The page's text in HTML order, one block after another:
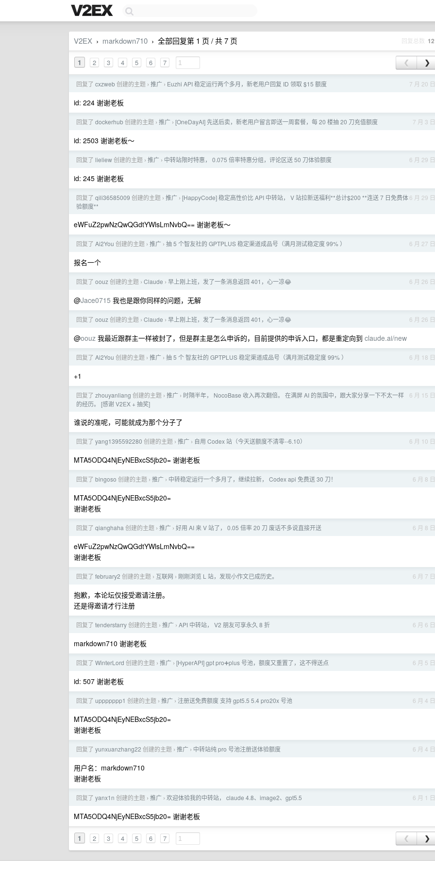
V2EX › markdown710 › 全部回复第 1 页 / 共 7 页 回复总数
1 2 3 4 5 6 7 ❮ ❯
7 月 20 日
回复了 cxzweb创建的主题 › 推广 › Euzhi API 稳定运行两个多月，新老用户回复 ID 领取 $15 额度
id: 224 谢谢老板
7 月 3 日
回复了 dockerhub创建的主题 › 推广 › [OneDayAI] 先送后卖，新老用户留言即送一周套餐，每 20 楼抽 20 刀充值额度
id: 2503 谢谢老板～
6 月 29 日
回复了 lieliew创建的主题 › 推广 › 中转站限时特惠， 0.075 倍率特惠分组，评论区送 50 刀体验额度
id: 245 谢谢老板
6 月 29 日
回复了 qili36585009 创建的主题 › 推广 › [HappyCode] 稳定高性价比 API 中转站， V 站拉新送福利**总计$200 **连送 7 日免费体
验额度**
eWFuZ2pwNzQwQGdtYWlsLmNvbQ== 谢谢老板～
6 月 27 日
回复了 Ai2You 创建的主题 › 推广 › 抽 5 个智友社的 GPTPLUS 稳定渠道成品号（满月测试稳定度 99% ）
报名一个
6 月 26 日
回复了 oouz创建的主题 › Claude › 早上刚上班，发了一条消息返回 401，心一凉😂
@Jace0715 我也是跟你同样的问题，无解
6 月 26 日
回复了 oouz创建的主题 › Claude › 早上刚上班，发了一条消息返回 401，心一凉😂
@oouz 我最近跟群主一样被封了，但是群主是怎么申诉的，目前提供的申诉入口，都是重定向到 claude.ai/new
6 月 18 日
回复了 Ai2You 创建的主题 › 推广 › 抽 5 个 智友社的 GPTPLUS 稳定渠道成品号（满月测试稳定度 99% ）
+1
6 月 15 日
回复了 zhouyanliang 创建的主题 › 推广 › 时隔半年， NocoBase 收入再次翻倍。 在满屏 AI 的氛围中，跟大家分享一下不太一样
的经历。 [感谢 V2EX + 抽奖]
谁说的准呢，可能就成为那个分子了
6 月 10 日
回复了 yang1395592280 创建的主题 › 推广 › 自用 Codex 站（今天送额度不清零--6.10）
MTA5ODQ4NjEyNEBxcS5jb20= 谢谢老板
6 月 8 日
回复了 bingoso 创建的主题 › 推广 › 中转稳定运行一个多月了，继续拉新， Codex api 免费送 30 刀！
MTA5ODQ4NjEyNEBxcS5jb20=
谢谢老板
6 月 8 日
回复了 qianghaha 创建的主题 › 推广 › 好用 AI 来 V 站了， 0.05 倍率 20 刀 废话不多说直接开送
eWFuZ2pwNzQwQGdtYWlsLmNvbQ==
谢谢老板
6 月 7 日
回复了 february2 创建的主题 › 互联网 › 刚刚浏览 L 站，发现小作文已成历史。
抱歉，本论坛仅接受邀请注册。
还是得邀请才行注册
6 月 6 日
回复了 tenderstarry创建的主题 › 推广 › API 中转站， V2 朋友可享永久 8 折
markdown710 谢谢老板
6 月 5 日
回复了 WinterLord 创建的主题 › 推广 › [HyperAPI] gpt pro➕plus 号池，额度又重置了，这不得送点
id: 507 谢谢老板
6 月 4 日
回复了 uppppppp1 创建的主题 › 推广 › 注册送免费额度 支持 gpt5.5 5.4 pro20x 号池
MTA5ODQ4NjEyNEBxcS5jb20=
谢谢老板
6 月 4 日
回复了 yunxuanzhang22 创建的主题 › 推广 › 中转站纯 pro 号池注册送体验额度
用户名：markdown710
谢谢老板
6 月 1 日
回复了 yanx1n 创建的主题 › 推广 › 欢迎体验我的中转站， claude 4.8、image2、gpt5.5
MTA5ODQ4NjEyNEBxcS5jb20= 谢谢老板
1 2 3 4 5 6 7 ❮ ❯